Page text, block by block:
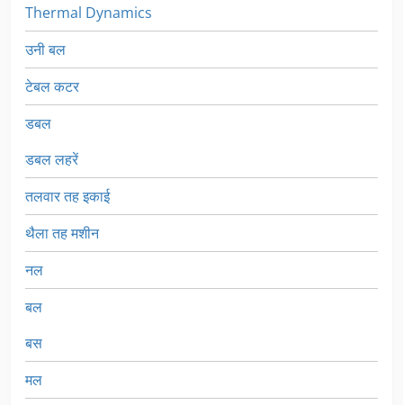
13,000.00 यूरो + वैट। 2.) सीमेंट साइलो -क्षमता: 24 क्यूबिक मीटर (30 टन
सीमेंट) - साइलो में सीढ़ी, ढक्कन पर रेलिंग और क्विक कपलर के साथ सप्लाई पाइप
लगा होता है। - साइलो डिस्चार्ज मुंह पर एक फिल्टर, प्रेशर रिलीज वाल्व, लेवल
इंडिकेटर्स, फ्लुइडाइजर्स और बटरफ्लाई वॉल्व से लैस है। -आंतरिक व्यास 2500
मिमी; -बेलनाकार सामी 4500 मिमी की ऊंचाई; -शंक्वाकार तल की ऊंचाई 1700
मूल्य: 18,500.00 यूरो + वैट। मशीनरी नई हैं। मशीनों के लिए वारंटी अवधि
डिलीवरी से 12 महीने है।
Thermal Dynamics
उनी बल
टेबल कटर
डबल
डबल लहरें
तलवार तह इकाई
थैला तह मशीन
नल
बल
बस
मल